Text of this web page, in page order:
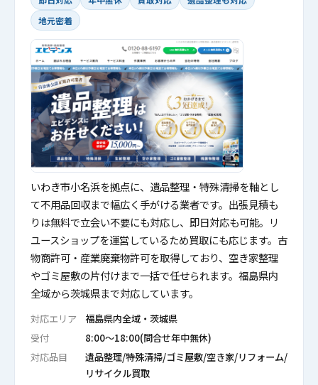
地元密着
いわき市小名浜を拠点に、遺品整理・特殊清掃を軸とし
て不用品回収まで幅広く手がける業者です。出張見積も
りは無料で立会い不要にも対応し、即日対応も可能。リ
ユースショップを運営しているため買取にも応じます。古
物商許可・産業廃棄物許可を取得しており、空き家整理
やゴミ屋敷の片付けまで一括で任せられます。福島県内
全域から茨城県まで対応しています。
対応エリア
福島県内全域・茨城県
受付
8:00〜18:00(問合せ年中無休)
対応品目
遺品整理/特殊清掃/ゴミ屋敷/空き家/リフォーム/
リサイクル買取